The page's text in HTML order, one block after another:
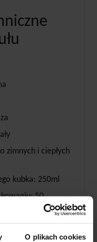
O plikach cookies
zimnych i ciepłych
kubka: 250ml
50.